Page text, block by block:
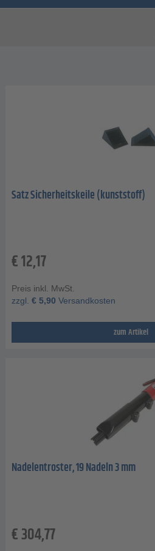
Satz Sicherheitskeile (kunststoff)
€12,17
Preis inkl. MwSt.
zzgl. € 5,90 Versandkosten
zum Artikel
Nadelentroster, 19 Nadeln 3 mm
€304,77